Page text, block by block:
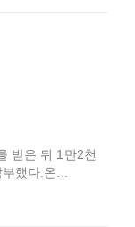
받은 뒤 1만2천
했다.온...